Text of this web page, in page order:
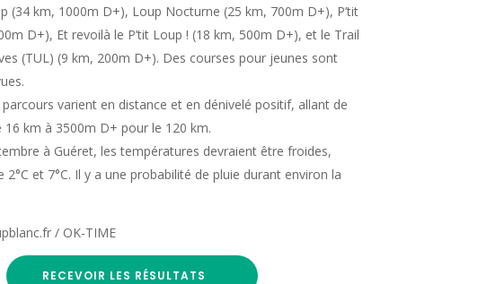
(34 km, 1000m D+), Loup Nocturne (25 km, 700m D+), P’tit
D+), Et revoilà le P’tit Loup ! (18 km, 500m D+), et le Trail
(TUL) (9 km, 200m D+). Des courses pour jeunes sont
parcours varient en distance et en dénivelé positif, allant de
km à 3500m D+ pour le 120 km.
à Guéret, les températures devraient être froides,
2°C et 7°C. Il y a une probabilité de pluie durant environ la
/ OK-TIME
RECEVOIR LES RÉSULTATS